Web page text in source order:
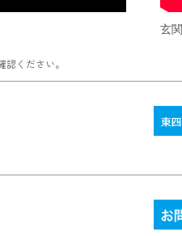
玄関
ください。